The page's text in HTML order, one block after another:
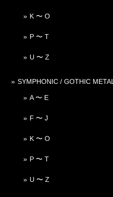
K 〜 O
P 〜 T
U 〜 Z
SYMPHONIC / GOTHIC METAL
A 〜 E
F 〜 J
K 〜 O
P 〜 T
U 〜 Z